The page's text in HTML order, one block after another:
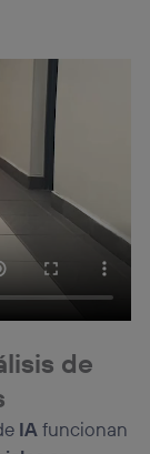
de
IAfuncionan